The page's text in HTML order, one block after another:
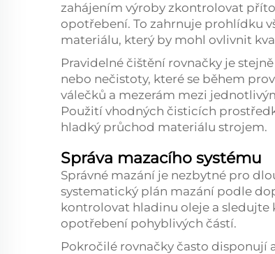
zahájením výroby zkontrolovat
opotřebení. To zahrnuje prohlídku
materiálu, který by mohl ovlivnit
Pravidelné čištění rovnačky je
nebo nečistoty, které se během
válečků a mezerám mezi
Použití vhodných čisticích
hladký průchod materiálu strojem.
Správa mazacího systému
Správné mazání je nezbytné pro
systematický plán mazání podle
kontrolovat hladinu oleje a
opotřebení pohyblivých částí.
Pokročilé rovnačky často disponují